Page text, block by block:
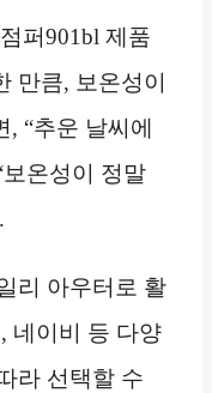
퍼901bl 제품
만큼, 보온성이
“추운 날씨에
온성이 정말
리 아우터로 활
네이비 등 다양
라 선택할 수